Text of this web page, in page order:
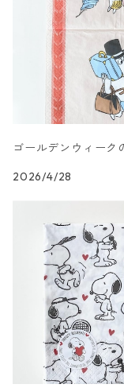
シリコンモールド
北欧雑貨
洋服・靴柄
羽根・文具・雑貨柄
家・建物・都市柄
人物・妖精柄
陶磁器柄
音楽柄
模様柄
カクテルサイズ
ランチサイズ
カクテルサイズ
ドイツ製 Daisy/デイ
ランチサイズ
ドイツ製 Maki/マキ
カクテルサイズ
ランチサイズ
カクテルサイズ
ドイツ製 TETE a
ランチサイズ
カクテルサイズ
ドイツ製
ランチサイズ
カクテルサイズ
ドイツ製 Stewo/ス
ランチサイズ
カクテルサイズ
ドイツ製 Emma
ランチサイズ
ドイツ製 Nouveau/
コーティング液
刺繍枠・フレーム
ゴールデンウィーク
2026/4/28